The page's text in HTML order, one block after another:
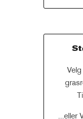
Velg
...eller